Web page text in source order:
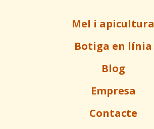
Mel i apicultura
Botiga en línia
Blog
Empresa
Contacte